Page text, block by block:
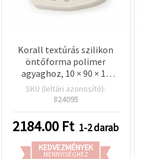
Korall textúrás szilikon
öntőforma polimer
agyaghoz, 10 × 90 × 15
mm – rugalmas,
újrafelhasználható forma
mintákhoz,
ékszerkészítéshez és
UV/epoxi gyantához
SKU (leltári azonosító):
824095
2184.00 Ft 1-2 darab
KEDVEZMÉNYEK
MENNYISÉGHEZ